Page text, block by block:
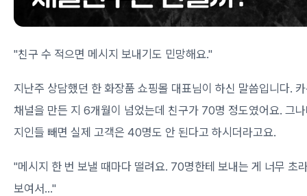
"친구 수 적으면 메시지 보내기도 민망해요."
지난주 상담했던 한 화장품 쇼핑몰 대표님이 하신 말씀입니다.
채널을 만든 지 6개월이 넘었는데 친구가 70명 정도였어요. 그
지인들 빼면 실제 고객은 40명도 안 된다고 하시더라고요.
"메시지 한 번 보낼 때마다 떨려요. 70명한테 보내는 게 너무 초
보여서..."